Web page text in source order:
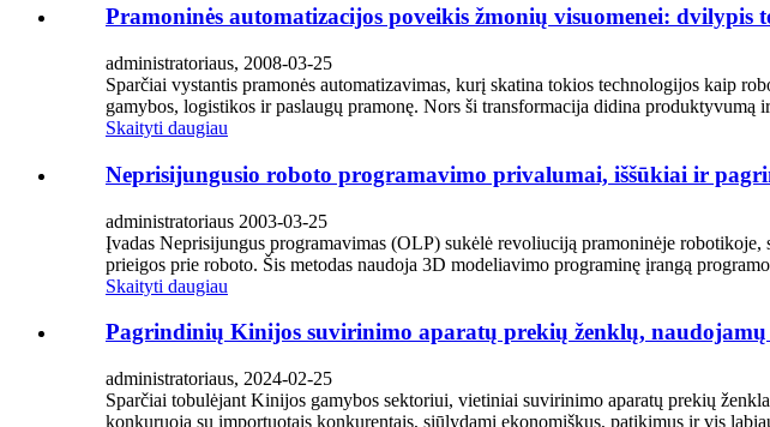
Pramoninės automatizacijos poveikis žmonių visuomenei: dvilypis
administratoriaus, 2008-03-25
Sparčiai vystantis pramonės automatizavimas, kurį skatina tokios technologijos kaip
gamybos, logistikos ir paslaugų pramonę. Nors ši transformacija didina produktyvumą
Skaityti daugiau
Neprisijungusio roboto programavimo privalumai, iššūkiai ir
administratoriaus 2003-03-25
Įvadas Neprisijungus programavimas (OLP) sukėlė revoliuciją pramoninėje
prieigos prie roboto. Šis metodas naudoja 3D modeliavimo programinę įrangą
Skaityti daugiau
Pagrindinių Kinijos suvirinimo aparatų prekių ženklų, naudojamų
administratoriaus, 2024-02-25
Sparčiai tobulėjant Kinijos gamybos sektoriui, vietiniai suvirinimo aparatų prekių
konkuruoja su importuotais konkurentais, siūlydami ekonomiškus, patikimus ir vis